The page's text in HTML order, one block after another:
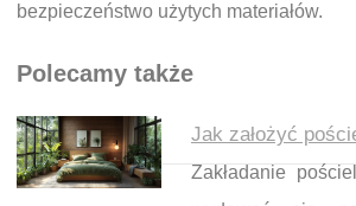
bezpieczeństwo użytych materiałów.
Polecamy także
Jak założyć
Zakładanie